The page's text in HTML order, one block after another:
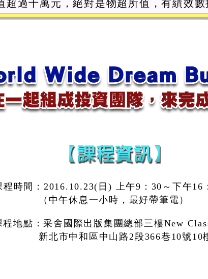
超過十萬元，絕對是物超所值，有績效數
程時間：2016.10.23(日) 上午9：30～下午
（中午休息一小時，最好帶筆電）
程地點：采舍國際出版集團總部三樓New
新北市中和區中山路2段366巷10號10